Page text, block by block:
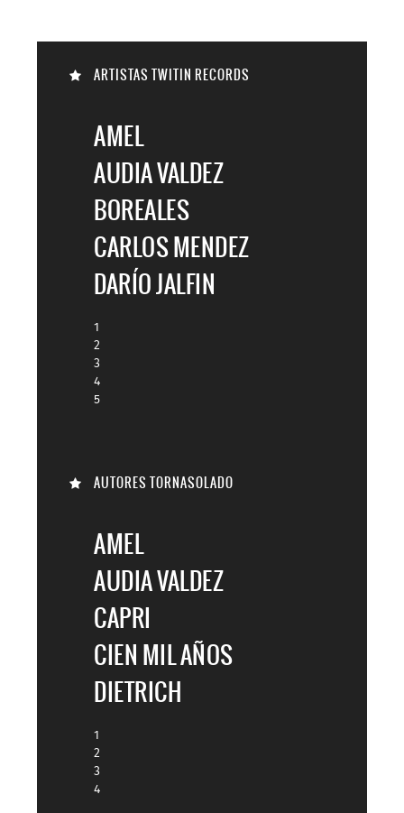


ARTISTAS TWITIN RECORDS
AMEL
AUDIA VALDEZ
BOREALES
CARLOS MENDEZ
DARÍO JALFIN
1
2
3
4
5
AUTORES TORNASOLADO
AMEL
AUDIA VALDEZ
CAPRI
CIEN MIL AÑOS
DIETRICH
1
2
3
4